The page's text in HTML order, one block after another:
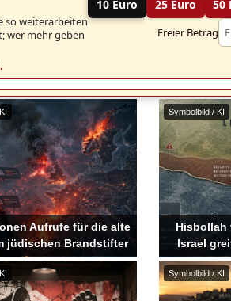
so weiterarbeiten
wer mehr geben
10 Euro 25 Euro 50
Freier Betrag
Aufrufe für die alte
jüdischen Brandstifter
Symbolbild / KI
Hisbollah
Israel
Symbolbild / KI